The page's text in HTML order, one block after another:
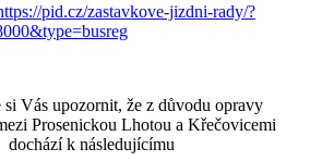
pid.cz/zastavkove-jizdni-rady/?
si Vás upozornit, že z důvodu opravy
Prosenickou Lhotou a Křečovicemi
dochází k následujícímu